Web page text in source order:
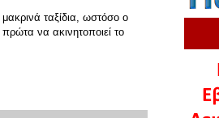
ταξίδια, ωστόσο ο
να ακινητοποιεί το